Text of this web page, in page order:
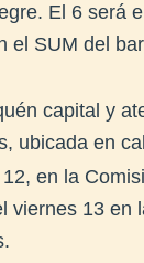
El 6 será
el SUM del
capital y
ubicada en
en la
viernes 13 en